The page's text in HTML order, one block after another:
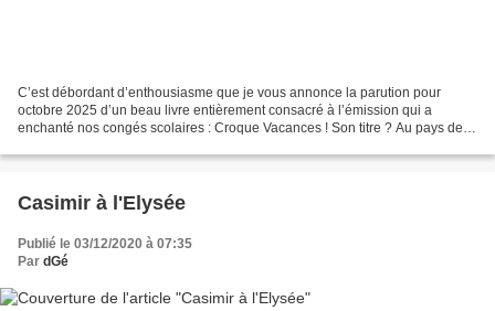
C’est débordant d’enthousiasme que je vous annonce la parution pour
octobre 2025 d’un beau livre entièrement consacré à l’émission qui a
enchanté nos congés scolaires : Croque Vacances ! Son titre ? Au pays de
Casimir à l'Elysée
Publié le 03/12/2020 à 07:35
Par dGé